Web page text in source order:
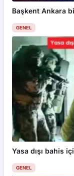
Başkent Ankara
GENEL
Yasa dışı bahis
GENEL